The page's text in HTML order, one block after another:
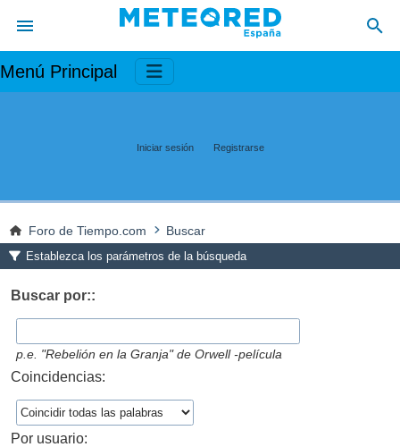
Menú Principal
Iniciar sesión Registrarse
Foro de Tiempo.com Buscar
Establezca los parámetros de la búsqueda
Buscar por::
p.e. "Rebelión en la Granja" de Orwell -película
Coincidencias:
Por usuario: